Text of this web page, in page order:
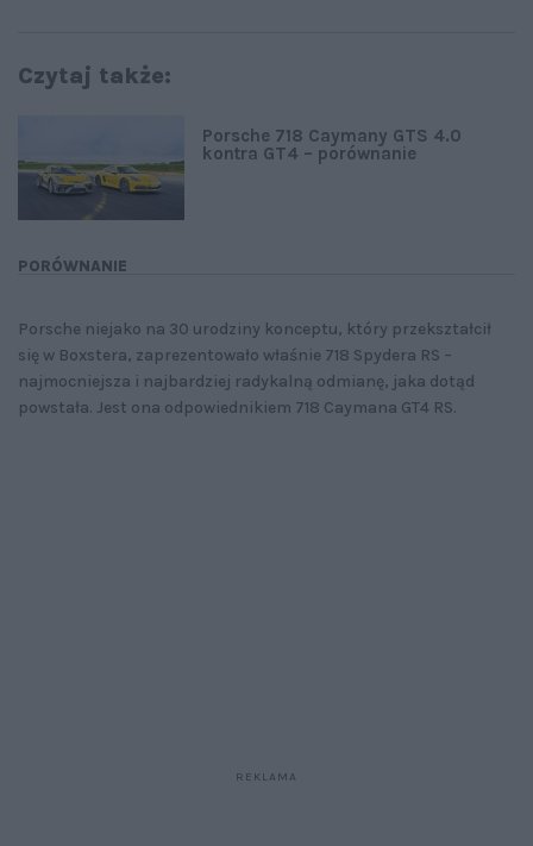
Czytaj także:
PORÓWNANIE
Porsche 718 Caymany GTS 4.0
kontra GT4 – porównanie
Porsche niejako na 30 urodziny konceptu, który przekształcił
się w Boxstera, zaprezentowało właśnie 718 Spydera RS –
najmocniejsza i najbardziej radykalną odmianę, jaka dotąd
powstała. Jest ona odpowiednikiem 718 Caymana GT4 RS.